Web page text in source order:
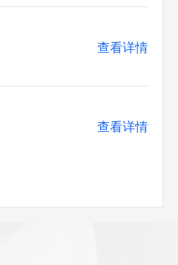
查看详情
查看详情